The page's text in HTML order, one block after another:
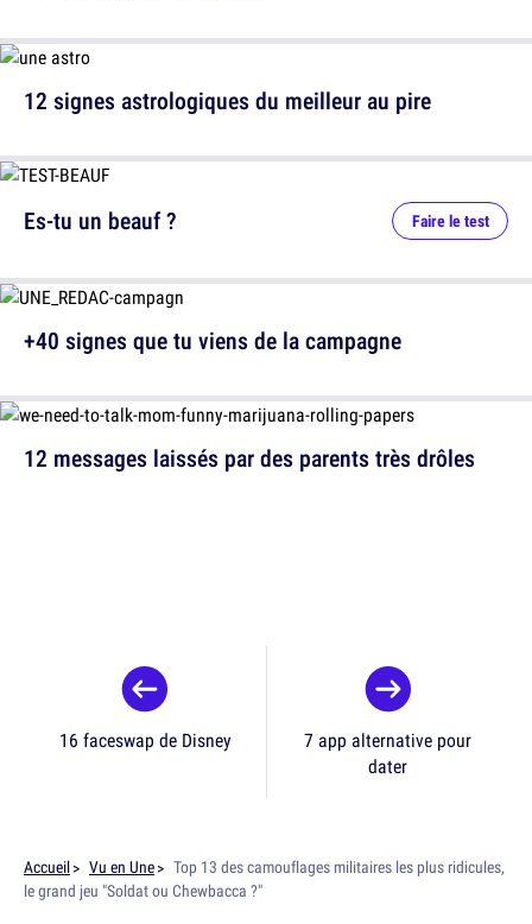
12 signes astrologiques du meilleur au pire
12 messages laissés par des parents très drôles
Es-tu un beauf ? Faire le test
+40 signes que tu viens de la campagne
16 faceswap de Disney
7 app alternative pour
dater
Accueil Vu en Une
Top 13 des camouflages militaires les plus ridicules,
le grand jeu "Soldat ou Chewbacca ?"